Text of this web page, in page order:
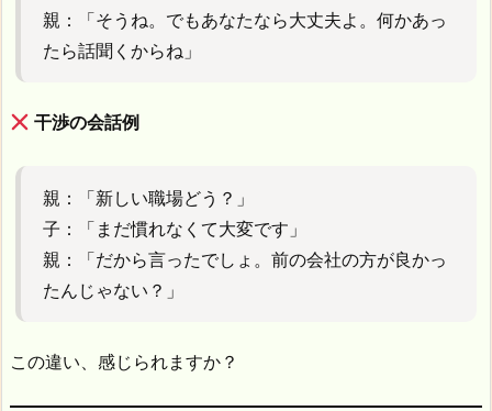
親：「そうね。でもあなたなら大丈夫よ。何かあっ
たら話聞くからね」
干渉の会話例
親：「新しい職場どう？」
子：「まだ慣れなくて大変です」
親：「だから言ったでしょ。前の会社の方が良かっ
たんじゃない？」
この違い、感じられますか？